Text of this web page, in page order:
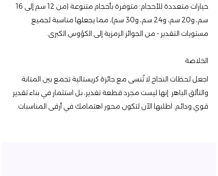
خيارات متعددة للأحجام: متوفرة بأحجام متنوعة (من 12 سم إلى 16
سم، و20 سم، و24 سم، و30 سم)، مما يجعلها مناسبة لجميع
مستويات التقدير - من الجوائز الرمزية إلى الكؤوس الكبرى.
الخلاصة
اجعل لحظات النجاح لا تُنسى مع جائزة كريستالية تجمع بين المتانة
والتألق الباهر. إنها ليست مجرد قطعة تقدير، بل استثمار في بناء تقدير
قوي ودائم. اطلبها الآن لتكون محور اهتمامك في أرقى المناسبات.